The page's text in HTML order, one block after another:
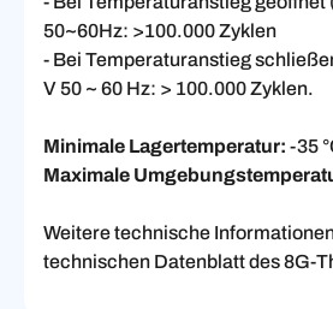
50~60Hz: >100.000 Zyklen
- Bei Temperaturanstieg
V 50 ~ 60 Hz: > 100.000 Zyklen.
Minimale Lagertemperatur: -35
Maximale
Weitere technische
technischen Datenblatt des 8G-